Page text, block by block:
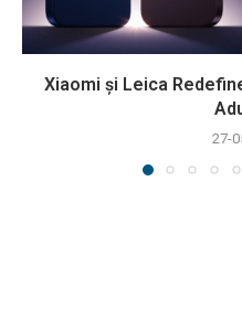
Xiaomi și Leica
27-